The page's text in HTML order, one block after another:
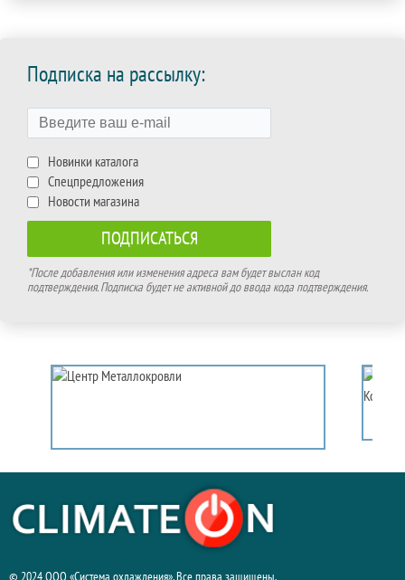
Подписка на рассылку:
Новинки каталога
Спецпредложения
Новости магазина
*После добавления или изменения адреса вам будет выслан код
подтверждения. Подписка будет не активной до ввода кода подтверждения.